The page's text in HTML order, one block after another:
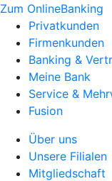
Zum OnlineBanking
Privatkunden
Firmenkunden
Banking &
Meine Bank
Service &
Fusion
Über uns
Unsere Filialen
Mitgliedschaft